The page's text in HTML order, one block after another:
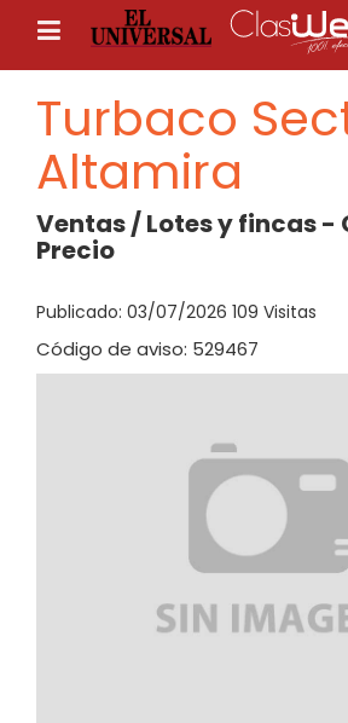
Turbaco
Altamira
Ventas / Lotes y fincas -
Precio
Publicado: 03/07/2026 109 Visitas
Código de aviso: 529467